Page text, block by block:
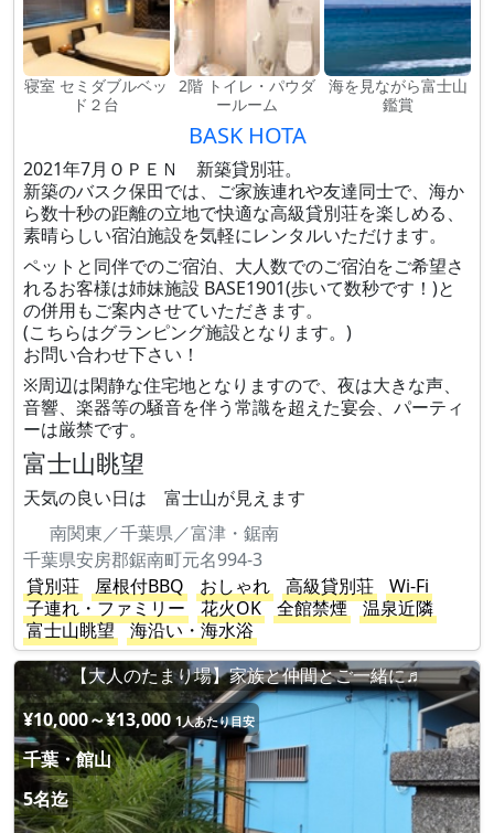
寝室 セミダブルベッ
ド２台
2階 トイレ・パウダ
ールーム
海を見ながら富士山
鑑賞
BASK HOTA
2021年7月ＯＰＥＮ 新築貸別荘。
新築のバスク保田では、ご家族連れや友達同士で、海か
ら数十秒の距離の立地で快適な高級貸別荘を楽しめる、
素晴らしい宿泊施設を気軽にレンタルいただけます。
ペットと同伴でのご宿泊、大人数でのご宿泊をご希望さ
れるお客様は姉妹施設 BASE1901(歩いて数秒です！)と
の併用もご案内させていただきます。
(こちらはグランピング施設となります。)
お問い合わせ下さい！
※周辺は閑静な住宅地となりますので、夜は大きな声、
音響、楽器等の騒音を伴う常識を超えた宴会、パーティ
ーは厳禁です。
富士山眺望
天気の良い日は 富士山が見えます
南関東／千葉県／富津・鋸南
千葉県安房郡鋸南町元名994-3
貸別荘
屋根付BBQ おしゃれ 高級貸別荘
Wi-Fi
子連れ・ファミリー
花火OK 全館禁煙
温泉近隣
富士山眺望
海沿い・海水浴
【大人のたまり場】家族と仲間とご一緒に♬
¥10,000～¥13,000 1人あたり目安
千葉・館山
5名迄